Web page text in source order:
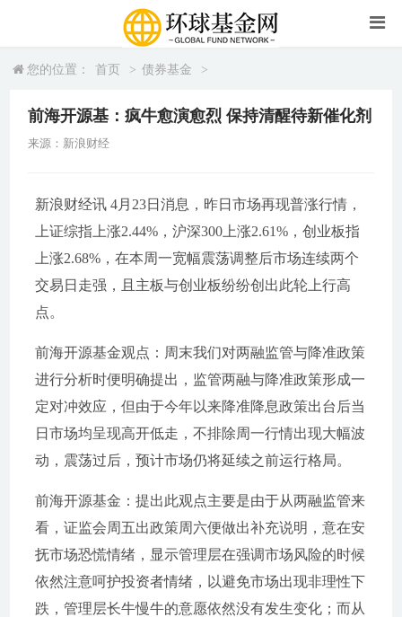
您的位置： 首页 > 债券基金 >
前海开源基：疯牛愈演愈烈 保持清醒待新催化剂
来源：新浪财经
新浪财经讯 4月23日消息，昨日市场再现普涨行情，
上证综指上涨2.44%，沪深300上涨2.61%，创业板指
上涨2.68%，在本周一宽幅震荡调整后市场连续两个
交易日走强，且主板与创业板纷纷创出此轮上行高
点。
前海开源基金观点：周末我们对两融监管与降准政策
进行分析时便明确提出，监管两融与降准政策形成一
定对冲效应，但由于今年以来降准降息政策出台后当
日市场均呈现高开低走，不排除周一行情出现大幅波
动，震荡过后，预计市场仍将延续之前运行格局。
前海开源基金：提出此观点主要是由于从两融监管来
看，证监会周五出政策周六便做出补充说明，意在安
抚市场恐慌情绪，显示管理层在强调市场风险的时候
依然注意呵护投资者情绪，以避免市场出现非理性下
跌，管理层长牛慢牛的意愿依然没有发生变化；而从